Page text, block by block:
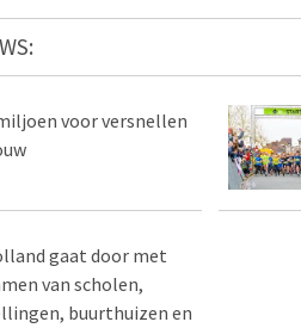
voor versnellen
gaat door met
van scholen,
buurthuizen en